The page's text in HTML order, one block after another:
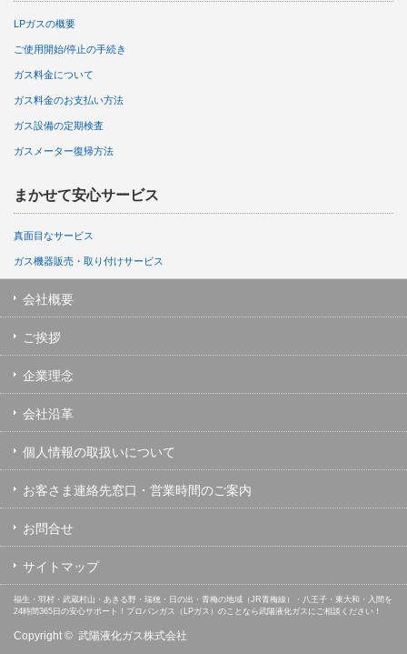
LPガスの概要
ご使用開始/停止の手続き
ガス料金について
ガス料金のお支払い方法
ガス設備の定期検査
ガスメーター復帰方法
まかせて安心サービス
真面目なサービス
ガス機器販売・取り付けサービス
会社概要
ご挨拶
企業理念
会社沿革
個人情報の取扱いについて
お客さま連絡先窓口・営業時間のご案内
お問合せ
サイトマップ
福生・羽村・武蔵村山・あきる野・瑞穂・日の出・青梅の地域（JR青梅線）・八王子・東大和・入間を
24時間365日の安心サポート！プロパンガス（LPガス）のことなら武陽液化ガスにご相談ください！
Copyright © 武陽液化ガス株式会社